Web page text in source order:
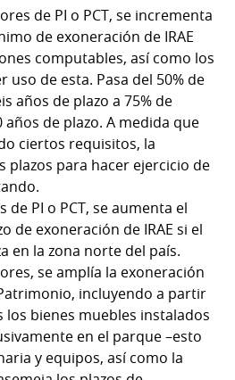
de PI o PCT, se incrementa
de exoneración de IRAE
computables, así como los
uso de esta. Pasa del 50% de
años de plazo a 75% de
años de plazo. A medida que
ciertos requisitos, la
plazos para hacer ejercicio de
de PI o PCT, se aumenta el
de exoneración de IRAE si el
en la zona norte del país.
se amplía la exoneración
incluyendo a partir
los bienes muebles instalados
en el parque –esto
y equipos, así como la